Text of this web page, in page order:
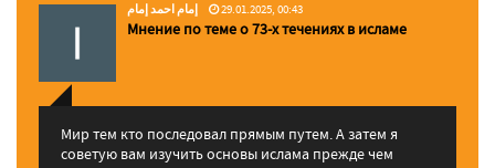
إمام احمد إمام 29.01.2025, 00:43
Мнение по теме о 73-х течениях в исламе
Мир тем кто последовал прямым путем. А затем я
советую вам изучить основы ислама прежде чем